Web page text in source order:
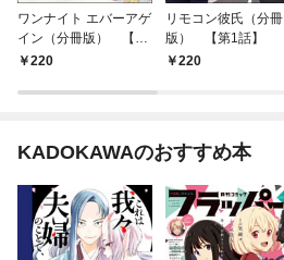
ワンナイト エバーアゲ
イン（分冊版） 【第
1話】
220
リモコン彼氏（分冊
版） 【第1話】
220
KADOKAWAのおすすめ本